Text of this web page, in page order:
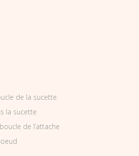
de la sucette.
la sucette
de l’attache